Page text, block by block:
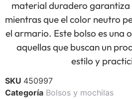
material duradero garantiza
mientras que el color neutro
el armario. Este bolso es una
aquellas que buscan un
estilo y
SKU 450997
Categoría Bolsos y mochilas